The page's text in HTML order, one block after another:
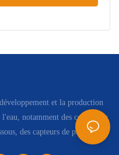
et la production
notamment des compteurs
des capteurs de pH, etc.